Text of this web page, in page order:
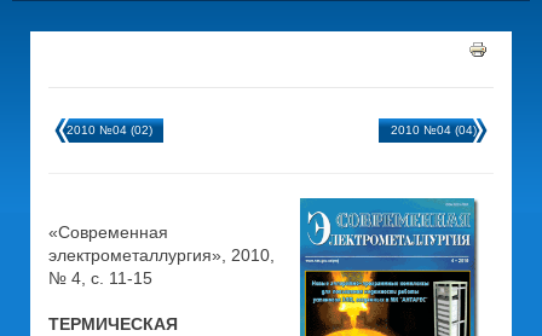
2010 №04 (02) 2010 №04 (04)
«Современная
электрометаллургия», 2010,
№ 4, с. 11-15
ТЕРМИЧЕСКАЯ